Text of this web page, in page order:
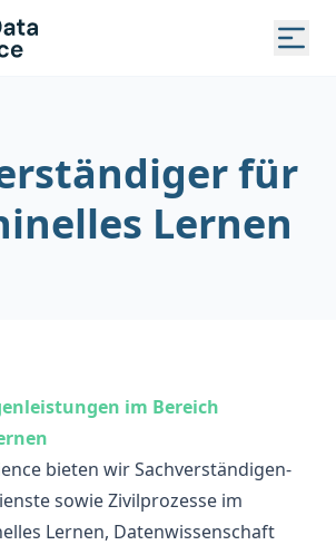
für
Lernen
im Bereich
bieten wir Sachverständigen-
sowie Zivilprozesse im
Lernen, Datenwissenschaft